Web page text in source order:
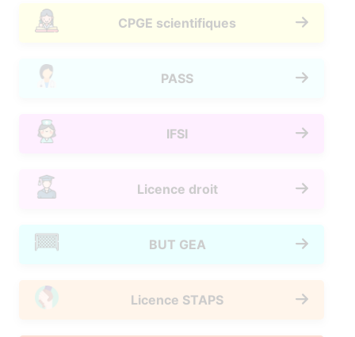
CPGE scientifiques
PASS
IFSI
Licence droit
BUT GEA
Licence STAPS